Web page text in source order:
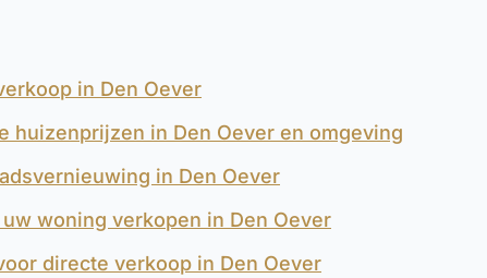
in Den Oever
huizenprijzen in Den Oever en omgeving
in Den Oever
woning verkopen in Den Oever
directe verkoop in Den Oever